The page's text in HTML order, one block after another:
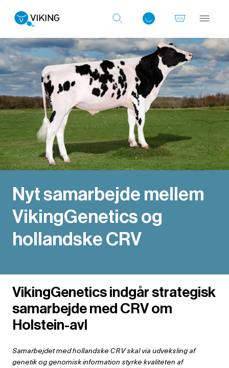
Log ind med det samme
Nyt samarbejde mellem
VikingGenetics og
hollandske CRV
VikingGenetics indgår strategisk
samarbejde med CRV om
Holstein-avl
Samarbejdet med hollandske CRV skal via udveksling af
genetik og genomiskinformation styrke kvaliteten af